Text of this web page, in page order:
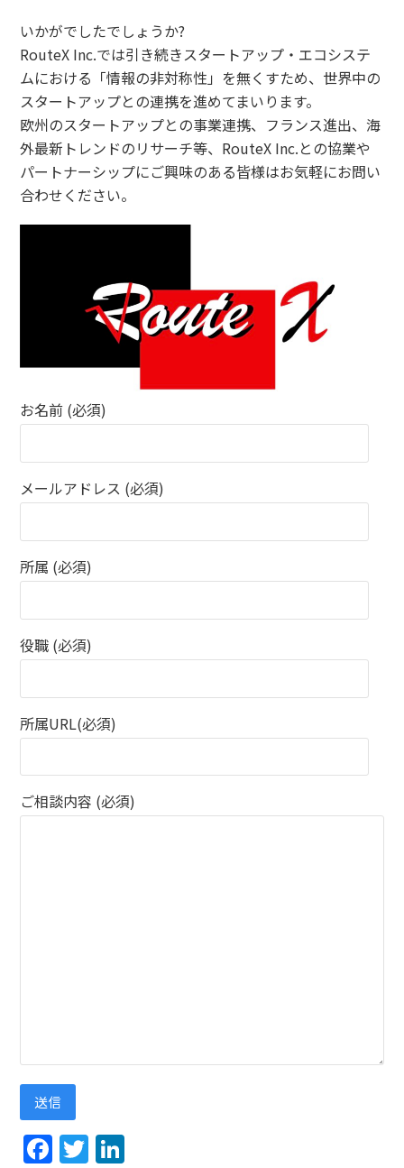
いかがでしたでしょうか?
RouteX Inc.では引き続きスタートアップ・エコシステ
ムにおける「情報の非対称性」を無くすため、世界中の
スタートアップとの連携を進めてまいります。
欧州のスタートアップとの事業連携、フランス進出、海
外最新トレンドのリサーチ等、RouteX Inc.との協業や
パートナーシップにご興味のある皆様はお気軽にお問い
合わせください。
お名前 (必須)
メールアドレス (必須)
所属 (必須)
役職 (必須)
所属URL(必須)
ご相談内容 (必須)
Facebook
Twitter